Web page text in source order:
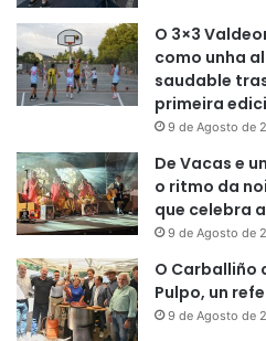
O 3×3
como unha
saudable
primeira
9 de Agosto de
De Vacas e
o ritmo da
que celebra
9 de Agosto de
O Carballiño
Pulpo, un
9 de Agosto de